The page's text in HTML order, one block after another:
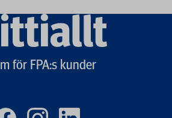
för FPA:s kunder